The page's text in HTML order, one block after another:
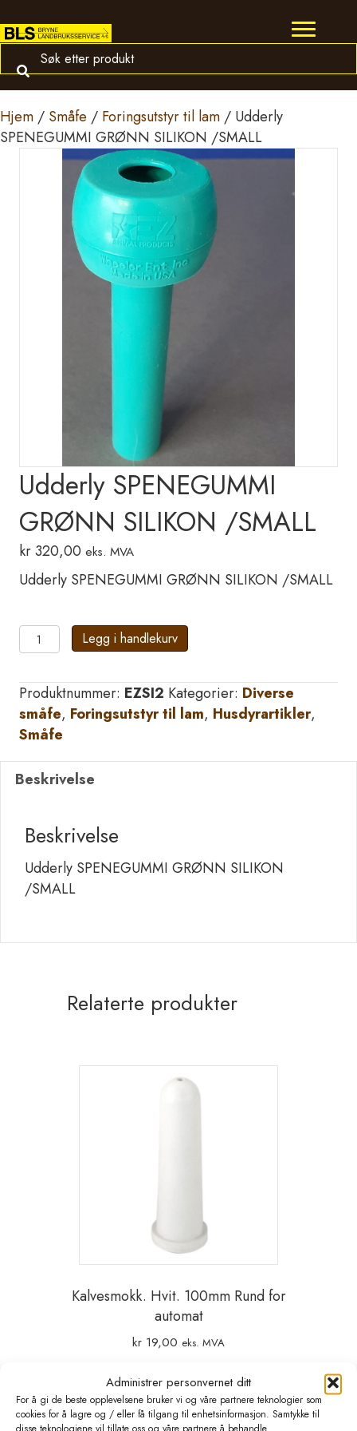
Administrer personvernet ditt
For å gi de beste opplevelsene bruker vi og våre partnere teknologier som
cookies for å lagre og / eller få tilgang til enhetsinformasjon. Samtykke til
Hjem / Småfe / Foringsutstyr til lam / Udderly
SPENEGUMMI GRØNN SILIKON /SMALL
Udderly SPENEGUMMI
GRØNN SILIKON /SMALL
kr320,00 eks. MVA
Udderly SPENEGUMMI GRØNN SILIKON /SMALL
Udderly
SPENEGUMMI
SILIKON
/SMALL
antall
Legg i handlekurv
Produktnummer: EZSI2 Kategorier: Diverse
småfe, Foringsutstyr til lam, Husdyrartikler,
Småfe
Beskrivelse
Beskrivelse
Udderly SPENEGUMMI GRØNN SILIKON
/SMALL
Relaterte produkter
Kalvesmokk. Hvit. 100mm Rund for
automat
kr 19,00 eks. MVA
Legg i handlekurv